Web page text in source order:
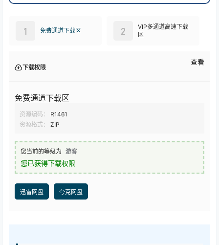
免费通道下载区
1
VIP多通道高速下载
区
2
下载权限
查看
免费通道下载区
资源编码：
R1461
资源格式：
ZIP
您当前的等级为 游客
您已获得下载权限
迅雷网盘 夸克网盘